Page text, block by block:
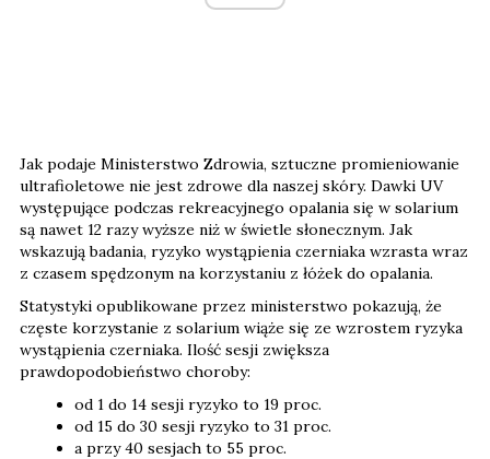
Jak podaje Ministerstwo Zdrowia, sztuczne promieniowanie
ultrafioletowe nie jest zdrowe dla naszej skóry. Dawki UV
występujące podczas rekreacyjnego opalania się w solarium
są nawet 12 razy wyższe niż w świetle słonecznym. Jak
wskazują badania, ryzyko wystąpienia czerniaka wzrasta wraz
z czasem spędzonym na korzystaniu z łóżek do opalania.
Statystyki opublikowane przez ministerstwo pokazują, że
częste korzystanie z solarium wiąże się ze wzrostem ryzyka
wystąpienia czerniaka. Ilość sesji zwiększa
prawdopodobieństwo choroby:
od 1 do 14 sesji ryzyko to 19 proc.
od 15 do 30 sesji ryzyko to 31 proc.
a przy 40 sesjach to 55 proc.